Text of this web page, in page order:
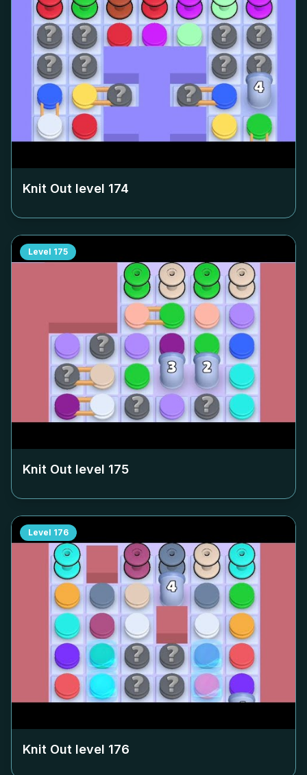
Knit Out level 174
Level 175
Knit Out level 175
Level 176
Knit Out level 176